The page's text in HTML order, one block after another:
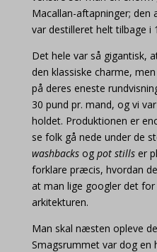
Macallan-aftapninger;
var destilleret helt tilbage i
Det hele var så gigantisk,
den klassiske charme,
på deres eneste
30 pund pr. mand, og vi
holdet. Produktionen er
se folk gå nede under de
washbacksog pot stillser
forklare præcis, hvordan
at man lige googler det
arkitekturen.
Man skal næsten opleve
Smagsrummet var dog en